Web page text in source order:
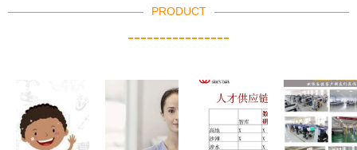
PRODUCT
----------------